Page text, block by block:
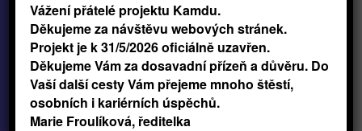
Vážení přátelé projektu Kamdu.
Děkujeme za návštěvu webových stránek.
Projekt je k 31/5/2026 oficiálně uzavřen.
Děkujeme Vám za dosavadní přízeň a důvěru. Do
Vaší další cesty Vám přejeme mnoho štěstí,
osobních i kariérních úspěchů.
Marie Froulíková, ředitelka